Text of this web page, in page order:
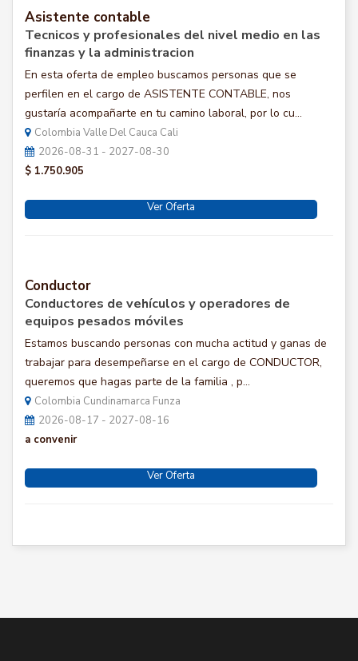
Asistente contable
Tecnicos y profesionales del nivel medio en las
finanzas y la administracion
En esta oferta de empleo buscamos personas que se
perfilen en el cargo de ASISTENTE CONTABLE, nos
gustaría acompañarte en tu camino laboral, por lo cu...
Colombia Valle Del Cauca Cali
2026-08-31 - 2027-08-30
$ 1.750.905
Ver Oferta
Conductor
Conductores de vehículos y operadores de
equipos pesados móviles
Estamos buscando personas con mucha actitud y ganas de
trabajar para desempeñarse en el cargo de CONDUCTOR,
queremos que hagas parte de la familia , p...
Colombia Cundinamarca Funza
2026-08-17 - 2027-08-16
a convenir
Ver Oferta